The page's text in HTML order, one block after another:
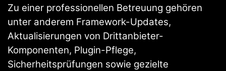
Zu einer professionellen Betreuung gehören
unter anderem Framework-Updates,
Aktualisierungen von Drittanbieter-
Komponenten, Plugin-Pflege,
Sicherheitsprüfungen sowie gezielte